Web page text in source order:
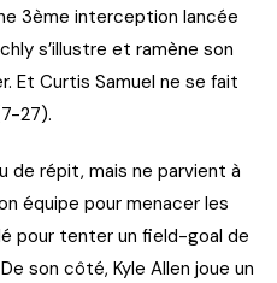
3ème interception lancée
s’illustre et ramène son
Et Curtis Samuel ne se fait
27).
de répit, mais ne parvient à
équipe pour menacer les
pour tenter un field-goal de
son côté, Kyle Allen joue un